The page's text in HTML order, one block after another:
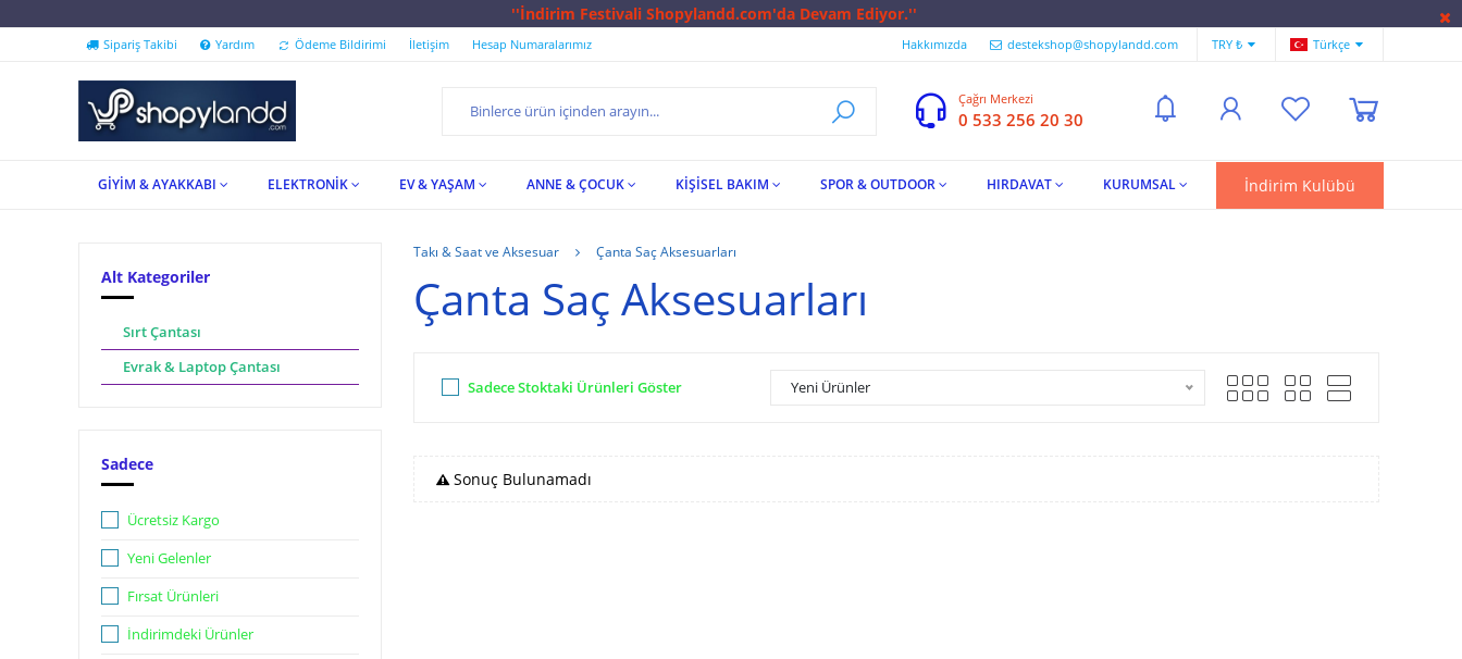
''İndirim Festivali Shopylandd.com'da Devam Ediyor.''
Sipariş Takibi Yardım Ödeme Bildirimi İletişim Hesap Numaralarımız Hakkımızda destekshop@shopylandd.com TRY ₺ Türkçe
Çağrı Merkezi
0 533 256 20 30
GİYİM & AYAKKABI ELEKTRONİK EV & YAŞAM ANNE & ÇOCUK KİŞİSEL BAKIM SPOR & OUTDOOR HIRDAVAT KURUMSAL İndirim Kulübü
Alt Kategoriler
Sırt Çantası
Evrak & Laptop Çantası
Sadece
Ücretsiz Kargo
Yeni Gelenler
Fırsat Ürünleri
İndirimdeki Ürünler
Takı & Saat ve Aksesuar Çanta Saç Aksesuarları
Çanta Saç Aksesuarları
Sadece Stoktaki Ürünleri Göster Yeni Ürünler
Sonuç Bulunamadı